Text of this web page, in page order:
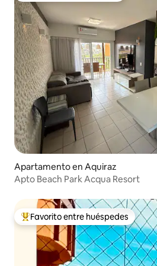
Apartamento en Aquiraz
Apto Beach Park Acqua Resort
Favorito entre huéspedes preferido
Favorito entre huéspedes